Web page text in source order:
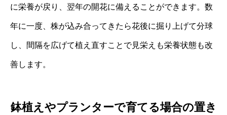
に栄養が戻り、翌年の開花に備えることができます。数
年に一度、株が込み合ってきたら花後に掘り上げて分球
し、間隔を広げて植え直すことで見栄えも栄養状態も改
善します。
鉢植えやプランターで育てる場合の置き